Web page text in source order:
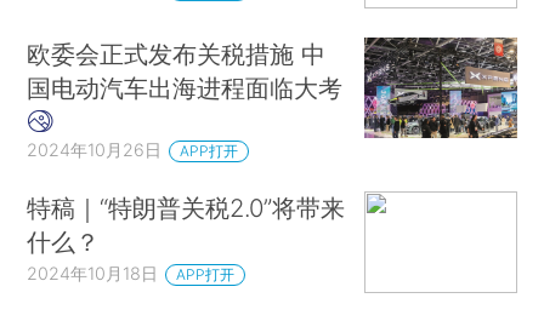
欧委会正式发布关税措施 中
国电动汽车出海进程面临大考
2024年10月26日 APP打开
特稿｜“特朗普关税2.0”将带来
什么？
2024年10月18日 APP打开